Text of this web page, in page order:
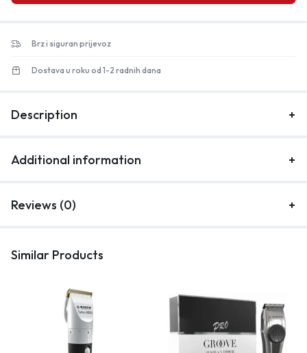
Brz i siguran prijevoz
Dostava u roku od 1-2 radnih dana
Description
Additional information
Reviews (0)
Similar Products